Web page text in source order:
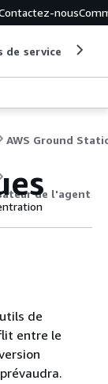
nous
de service
de l'agent
de
entre le